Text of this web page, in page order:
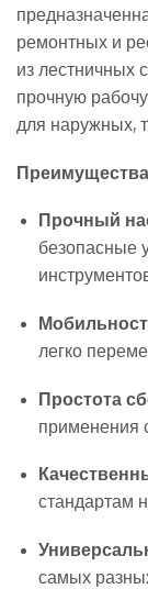
ремонтных и
из лестничных
прочную
для наружных,
Прочный
безопасные
легко
Простота
применения
стандартам
самых